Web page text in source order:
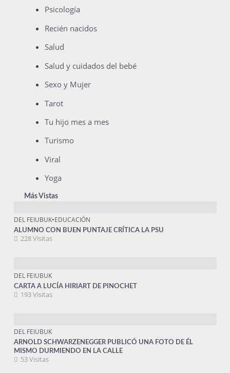
Psicología
Recién nacidos
Salud
Salud y cuidados del bebé
Sexo y Mujer
Tarot
Tu hijo mes a mes
Turismo
Viral
Yoga
Más Vistas
DEL FEIUBUK•EDUCACIÓN
ALUMNO CON BUEN PUNTAJE CRÍTICA LA PSU
228 Visitas
DEL FEIUBUK
CARTA A LUCÍA HIRIART DE PINOCHET
193 Visitas
DEL FEIUBUK
ARNOLD SCHWARZENEGGER PUBLICÓ UNA FOTO DE ÉL
MISMO DURMIENDO EN LA CALLE
53 Visitas